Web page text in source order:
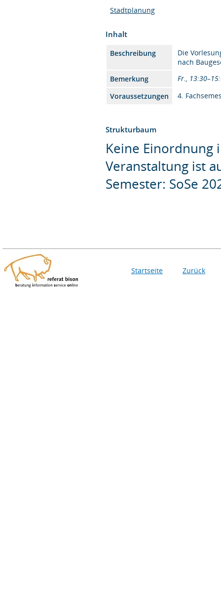
Stadtplanung
Inhalt
Beschreibung
Die
nach
Bemerkung
Fr.,
Voraussetzungen
4.
Strukturbaum
Keine Einordnung
Veranstaltung ist
Semester: SoSe
Startseite Zurück